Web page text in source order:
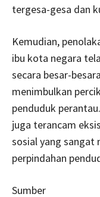
tergesa-gesa dan
Kemudian,
ibu kota negara
secara besar-
menimbulkan
penduduk
juga terancam
sosial yang sangat
perpindahan
Sumber